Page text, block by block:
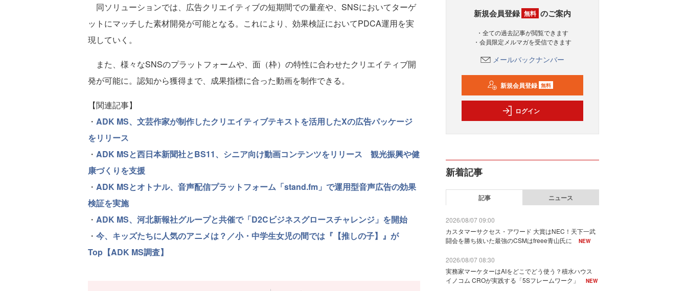
同ソリューションでは、広告クリエイティブの短期間での量産や、SNSにおいてターゲ
ットにマッチした素材開発が可能となる。これにより、効果検証においてPDCA運用を実
現していく。
また、様々なSNSのプラットフォームや、面（枠）の特性に合わせたクリエイティブ開
発が可能に。認知から獲得まで、成果指標に合った動画を制作できる。
【関連記事】
・ ADK MS、文芸作家が制作したクリエイティブテキストを活用したXの広告パッケージ
をリリース
・ ADK MSと西日本新聞社とBS11、シニア向け動画コンテンツをリリース 観光振興や健
康づくりを支援
・ ADK MSとオトナル、音声配信プラットフォーム「stand.fm」で運用型音声広告の効果
検証を実施
・ ADK MS、河北新報社グループと共催で「D2Cビジネスグロースチャレンジ」を開始
・ 今、キッズたちに人気のアニメは？／小・中学生女児の間では『【推しの子】』が
Top【ADK MS調査】
新規会員登録 無料 のご案内
・全ての過去記事が閲覧できます
・会員限定メルマガを受信できます
メールバックナンバー
新規会員登録 無料
ログイン
新着記事
記事 ニュース
2026/08/07 09:00
カスタマーサクセス・アワード 大賞はNEC！天下一武
闘会を勝ち抜いた最強のCSMはfreee青山氏に
NEW
2026/08/07 08:30
実務家マーケターはAIをどこでどう使う？積水ハウス
イノコム CROが実践する「5Sフレームワーク」
NEW